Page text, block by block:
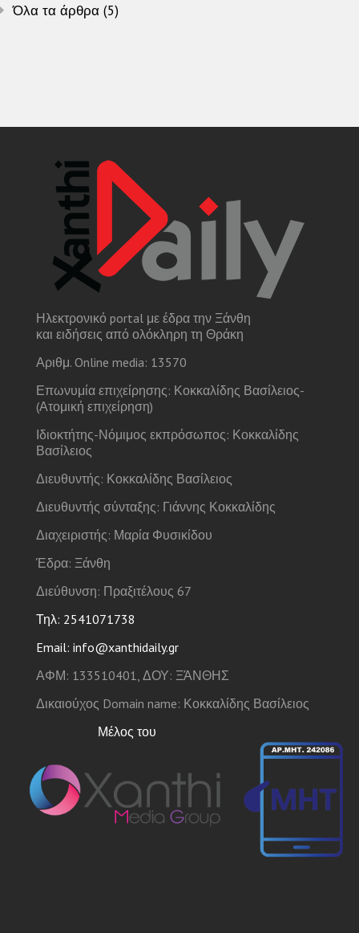
Όλα τα άρθρα (5)
Ηλεκτρονικό portal με έδρα την Ξάνθη
και ειδήσεις από ολόκληρη τη Θράκη
Αριθμ. Online media: 13570
Επωνυμία επιχείρησης: Κοκκαλίδης Βασίλειος-
(Ατομική επιχείρηση)
Ιδιοκτήτης-Νόμιμος εκπρόσωπος: Κοκκαλίδης
Βασίλειος
Διευθυντής: Κοκκαλίδης Βασίλειος
Διευθυντής σύνταξης: Γιάννης Κοκκαλίδης
Διαχειριστής: Μαρία Φυσικίδου
Έδρα: Ξάνθη
Διεύθυνση: Πραξιτέλους 67
Τηλ: 2541071738
Email: info@xanthidaily.gr
ΑΦΜ: 133510401, ΔΟΥ: ΞΆΝΘΗΣ
Δικαιούχος Domain name: Κοκκαλίδης Βασίλειος
Μέλος του